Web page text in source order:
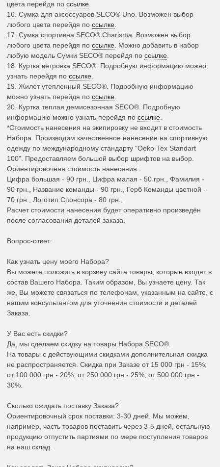
цвета перейдя по ссылке.
16. Сумка для аксессуаров SECO® Uno. Возможен выбор
любого цвета перейдя по ссылке.
17. Сумка спортивна SECO® Charisma. Возможен выбор
любого цвета перейдя по ссылке. Можно добавить в набор
любую модель Сумки SECO® перейдя по ссылке.
18. Куртка ветровка SECO®. Подробную информацию можно
узнать перейдя по ссылке.
19. Жилет утепленный SECO®. Подробную информацию
можно узнать перейдя по ссылке.
20. Куртка теплая демисезонная SECO®. Подробную
информацию можно узнать перейдя по ссылке.
*Стоимость нанесения на экипировку не входит в стоимость
Набора. Производим качественное нанесение на спортивную
одежду по международному стандарту "Oeko-Tex Standart
100". Предоставляем большой выбор шрифтов на выбор.
Ориентировочная стоимость нанесения:
Цифра большая - 90 грн., Цифра малая - 50 грн., Фамилия -
90 грн., Название команды - 90 грн., Герб Команды цветной -
70 грн., Логотип Спонсора - 80 грн.,
Расчет стоимости нанесения будет оперативно произведён
после согласования деталей заказа.
Вопрос-ответ:
Как узнать цену моего Набора?
Вы можете положить в корзину сайта товары, которые входят в
состав Вашего Набора. Таким образом, Вы узнаете цену. Так
же, Вы можете связаться по телефонам, указанным на сайте, с
нашим консультантом для уточнения стоимости и деталей
Заказа.
У Вас есть скидки?
Да, мы сделаем скидку на товары Набора SECO®.
На товары с действующими скидками дополнительная скидка
не распространяется. Скидка при Заказе от 15 000 грн - 15%;
от 100 000 грн - 20%, от 250 000 грн - 25%, от 500 000 грн -
30%.
Сколько ожидать поставку Заказа?
Ориентировочный срок поставки: 3-30 дней. Мы можем,
например, часть товаров поставить через 3-5 дней, остальную
продукцию отпустить партиями по мере поступления товаров
на наш склад.